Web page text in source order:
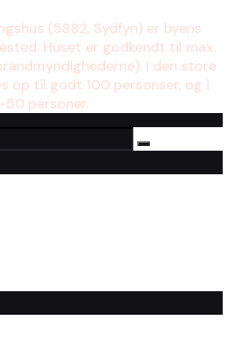
(5882, Sydfyn) er byens
Huset er godkendt til max.
I den store
op til godt 100 personser, og i
50 personer.